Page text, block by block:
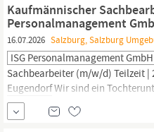
Kaufmännischer
Personalmanagement
16.07.2026 Salzburg, Salzburg
ISG Personalmanagement GmbH
Sachbearbeiter (m/w/d) Teilzeit |
EugendorfWir sind ein
Konzerns Tetra Laval. DeLaval
vertreten und liefert weltweit rund